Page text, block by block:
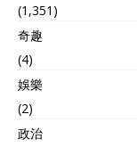
(1,351)
奇趣
(4)
娛樂
(2)
政治